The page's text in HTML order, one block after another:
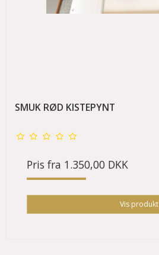
SMUK RØD KISTEPYNT
Pris fra 1.350,00 DKK
Vis produkt